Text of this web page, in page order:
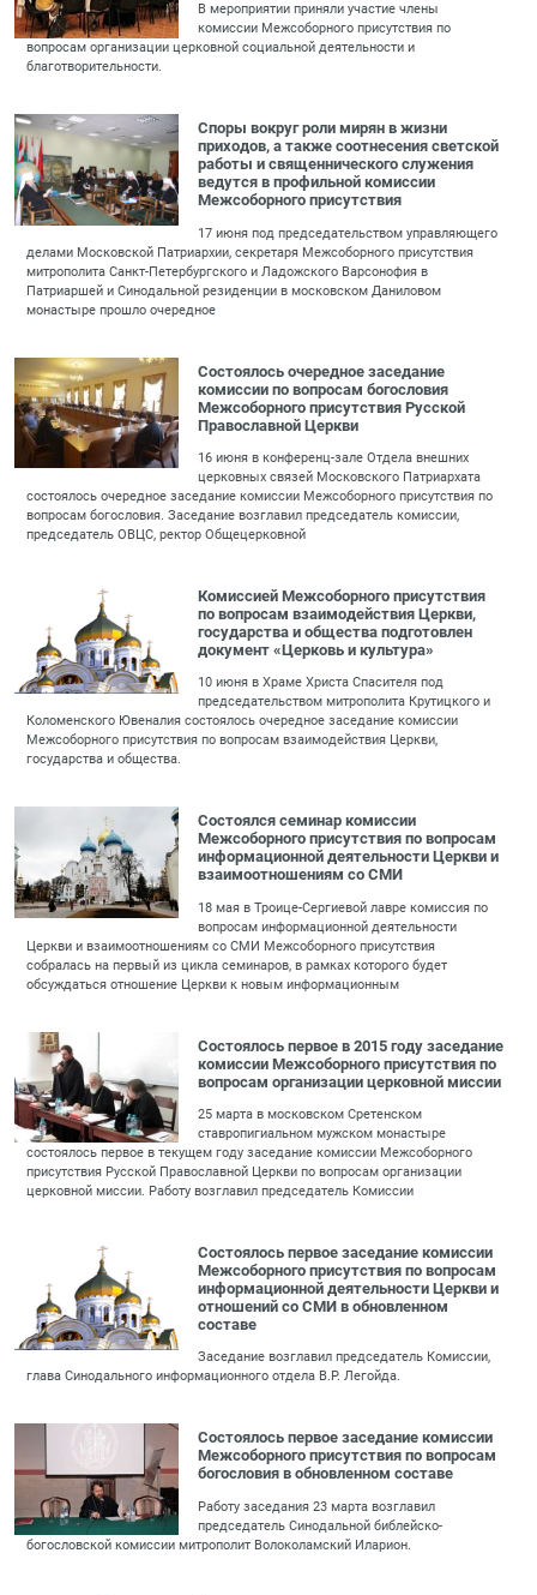
В мероприятии приняли участие члены
комиссии Межсоборного присутствия по
вопросам организации церковной социальной деятельности и
благотворительности.
Споры вокруг роли мирян в жизни
приходов, а также соотнесения светской
работы и священнического служения
ведутся в профильной комиссии
Межсоборного присутствия
17 июня под председательством управляющего
делами Московской Патриархии, секретаря Межсоборного присутствия
митрополита Санкт-Петербургского и Ладожского Варсонофия в
Патриаршей и Синодальной резиденции в московском Даниловом
монастыре прошло очередное
Состоялось очередное заседание
комиссии по вопросам богословия
Межсоборного присутствия Русской
Православной Церкви
16 июня в конференц-зале Отдела внешних
церковных связей Московского Патриархата
состоялось очередное заседание комиссии Межсоборного присутствия по
вопросам богословия. Заседание возглавил председатель комиссии,
председатель ОВЦС, ректор Общецерковной
Комиссией Межсоборного присутствия
по вопросам взаимодействия Церкви,
государства и общества подготовлен
документ «Церковь и культура»
10 июня в Храме Христа Спасителя под
председательством митрополита Крутицкого и
Коломенского Ювеналия состоялось очередное заседание комиссии
Межсоборного присутствия по вопросам взаимодействия Церкви,
государства и общества.
Состоялся семинар комиссии
Межсоборного присутствия по вопросам
информационной деятельности Церкви и
взаимоотношениям со СМИ
18 мая в Троице-Сергиевой лавре комиссия по
вопросам информационной деятельности
Церкви и взаимоотношениям со СМИ Межсоборного присутствия
собралась на первый из цикла семинаров, в рамках которого будет
обсуждаться отношение Церкви к новым информационным
Состоялось первое в 2015 году заседание
комиссии Межсоборного присутствия по
вопросам организации церковной миссии
25 марта в московском Сретенском
ставропигиальном мужском монастыре
состоялось первое в текущем году заседание комиссии Межсоборного
присутствия Русской Православной Церкви по вопросам организации
церковной миссии. Работу возглавил председатель Комиссии
Состоялось первое заседание комиссии
Межсоборного присутствия по вопросам
информационной деятельности Церкви и
отношений со СМИ в обновленном
составе
Заседание возглавил председатель Комиссии,
глава Синодального информационного отдела В.Р. Легойда.
Состоялось первое заседание комиссии
Межсоборного присутствия по вопросам
богословия в обновленном составе
Работу заседания 23 марта возглавил
председатель Синодальной библейско-
богословской комиссии митрополит Волоколамский Иларион.